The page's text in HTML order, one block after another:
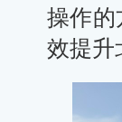
操作的
效提升